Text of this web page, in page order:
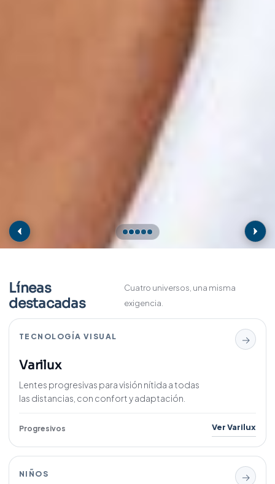
Líneas
destacadas
Cuatro universos, una misma
exigencia.
TECNOLOGÍA VISUAL →
Varilux
Lentes progresivas para visión nítida a todas
las distancias, con confort y adaptación.
Progresivos Ver Varilux
NIÑOS →